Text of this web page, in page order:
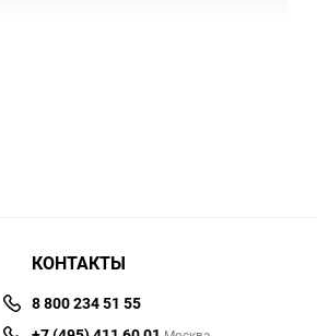
КОНТАКТЫ
8 800 234 51 55